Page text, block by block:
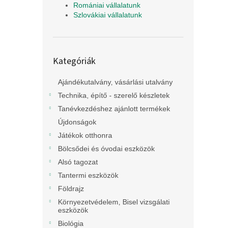
Romániai vállalatunk
Szlovákiai vállalatunk
átugrása
Kategóriák
Ajándékutalvány, vásárlási utalvány
Technika, építő - szerelő készletek
Tanévkezdéshez ajánlott termékek
Újdonságok
Játékok otthonra
Bölcsődei és óvodai eszközök
Alsó tagozat
Tantermi eszközök
Földrajz
Környezetvédelem, Bisel vizsgálati
eszközök
Biológia